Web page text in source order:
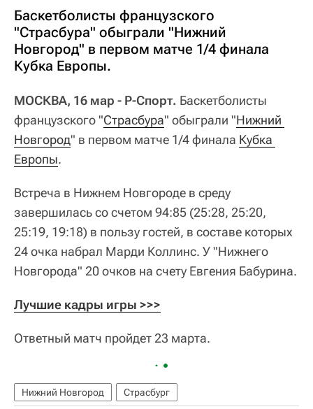
Баскетболисты французского
"Страсбура" обыграли "Нижний
Новгород" в первом матче 1/4 финала
Кубка Европы.
МОСКВА, 16 мар - Р-Спорт. Баскетболисты
французского "Страсбура" обыграли "Нижний
Новгород" в первом матче 1/4 финала Кубка
Европы.
Встреча в Нижнем Новгороде в среду
завершилась со счетом 94:85 (25:28, 25:20,
25:19, 19:18) в пользу гостей, в составе которых
24 очка набрал Марди Коллинс. У "Нижнего
Новгорода" 20 очков на счету Евгения Бабурина.
Лучшие кадры игры >>>
Ответный матч пройдет 23 марта.
Нижний Новгород Страсбург